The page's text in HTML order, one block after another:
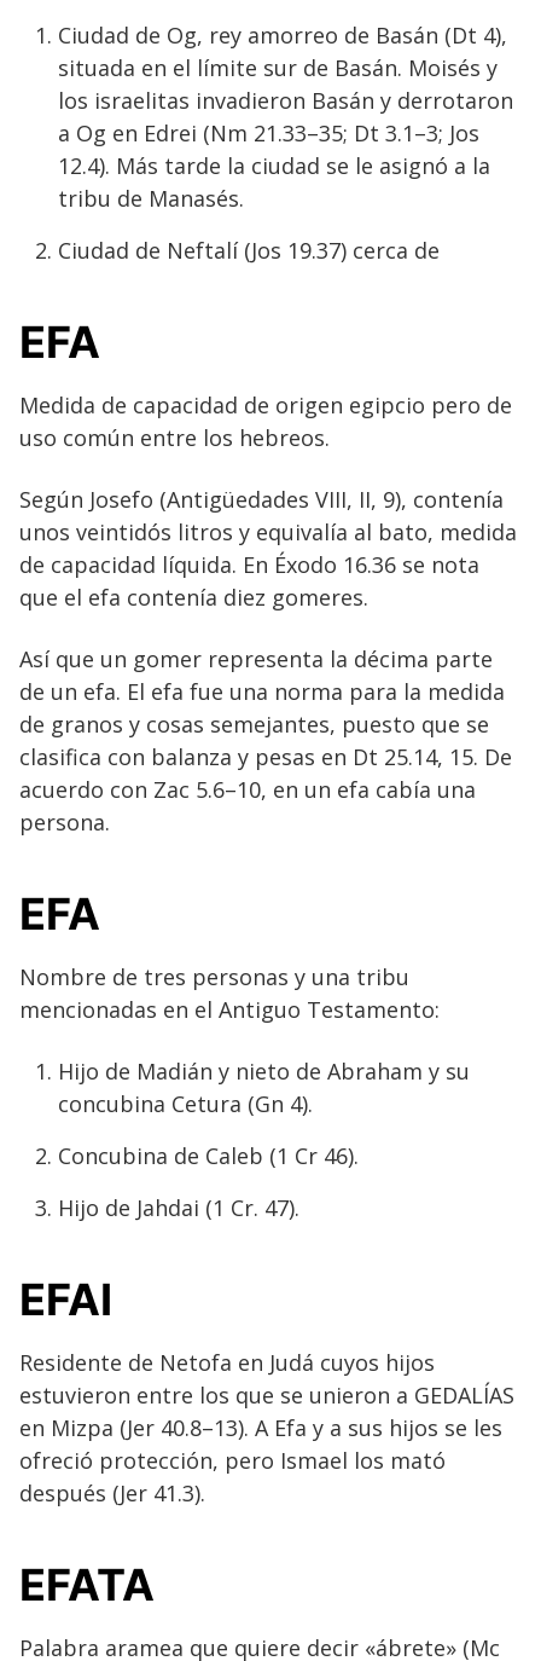
Ciudad de Og, rey amorreo de Basán (Dt 4),
situada en el límite sur de Basán. Moisés y
los israelitas invadieron Basán y derrotaron
a Og en Edrei (Nm 21.33–35; Dt 3.1–3; Jos
12.4). Más tarde la ciudad se le asignó a la
tribu de Manasés.
Ciudad de Neftalí (Jos 19.37) cerca de
EFA
Medida de capacidad de origen egipcio pero de
uso común entre los hebreos.
Según Josefo (Antigüedades VIII, II, 9), contenía
unos veintidós litros y equivalía al bato, medida
de capacidad líquida. En Éxodo 16.36 se nota
que el efa contenía diez gomeres.
Así que un gomer representa la décima parte
de un efa. El efa fue una norma para la medida
de granos y cosas semejantes, puesto que se
clasifica con balanza y pesas en Dt 25.14, 15. De
acuerdo con Zac 5.6–10, en un efa cabía una
persona.
EFA
Nombre de tres personas y una tribu
mencionadas en el Antiguo Testamento:
Hijo de Madián y nieto de Abraham y su
concubina Cetura (Gn 4).
Concubina de Caleb (1 Cr 46).
Hijo de Jahdai (1 Cr. 47).
EFAI
Residente de Netofa en Judá cuyos hijos
estuvieron entre los que se unieron a GEDALÍAS
en Mizpa (Jer 40.8–13). A Efa y a sus hijos se les
ofreció protección, pero Ismael los mató
después (Jer 41.3).
EFATA
Palabra aramea que quiere decir «ábrete» (Mc